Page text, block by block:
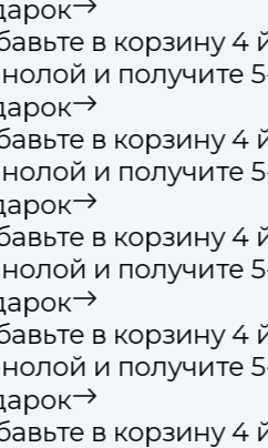
в корзину 4
и получите
в корзину 4
и получите
в корзину 4
и получите
в корзину 4
и получите
в корзину 4